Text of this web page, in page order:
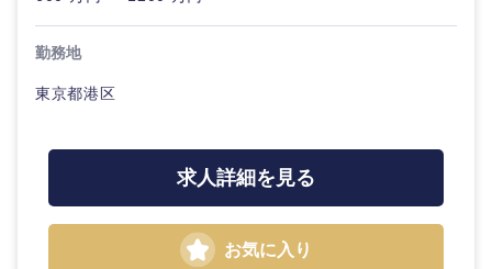
勤務地
東京都港区
求人詳細を見る
お気に入り